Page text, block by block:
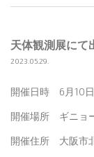
天体観測展にて
2023.05.29.
開催日時 6月10日
開催場所 ギニョ
開催住所 大阪市